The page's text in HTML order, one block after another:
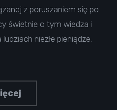
z poruszaniem się po
świetnie o tym wiedza i
niezłe pieniądze.